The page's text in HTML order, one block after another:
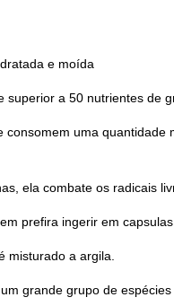
e moída
a 50 nutrientes de
uma
ela combate os radicais
prefira ingerir em capsulas.
misturado a argila.
grande grupo de